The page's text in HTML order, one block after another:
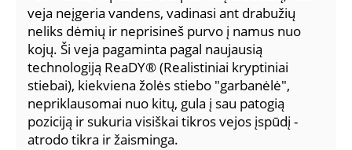
veja neįgeria vandens, vadinasi ant drabužių
neliks dėmių ir neprisineš purvo į namus nuo
kojų. Ši veja pagaminta pagal naujausią
technologiją ReaDY® (Realistiniai kryptiniai
stiebai), kiekviena žolės stiebo "garbanėlė",
nepriklausomai nuo kitų, gula į sau patogią
poziciją ir sukuria visiškai tikros vejos įspūdį -
atrodo tikra ir žaisminga.